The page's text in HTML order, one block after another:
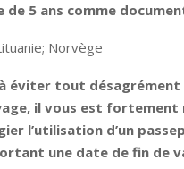
de 5 ans comme
Norvège
éviter tout désagrément
il vous est fortement
l’utilisation d’un
une date de fin de